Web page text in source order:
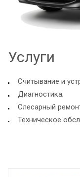
Услуги
Считывание и
Диагностика;
Слесарный
Техническое